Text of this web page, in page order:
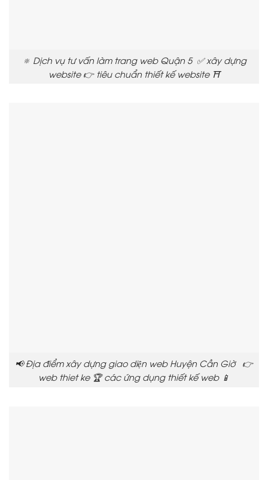
🔅 Dịch vụ tư vấn làm trang web Quận 5 ✅ xây dựng
website 👉 tiêu chuẩn thiết kế website ⛩️
📢 Địa điểm xây dựng giao diện web Huyện Cần Giờ 👉
web thiet ke 🏆 các ứng dụng thiết kế web 📱